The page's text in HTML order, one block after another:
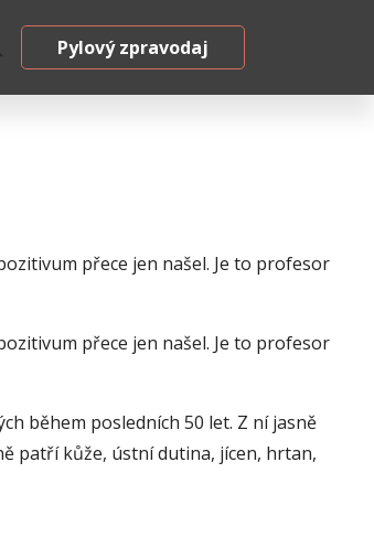
Pylový zpravodaj
přece jen našel. Je to profesor
přece jen našel. Je to profesor
během posledních 50 let. Z ní jasně
patří kůže, ústní dutina, jícen, hrtan,